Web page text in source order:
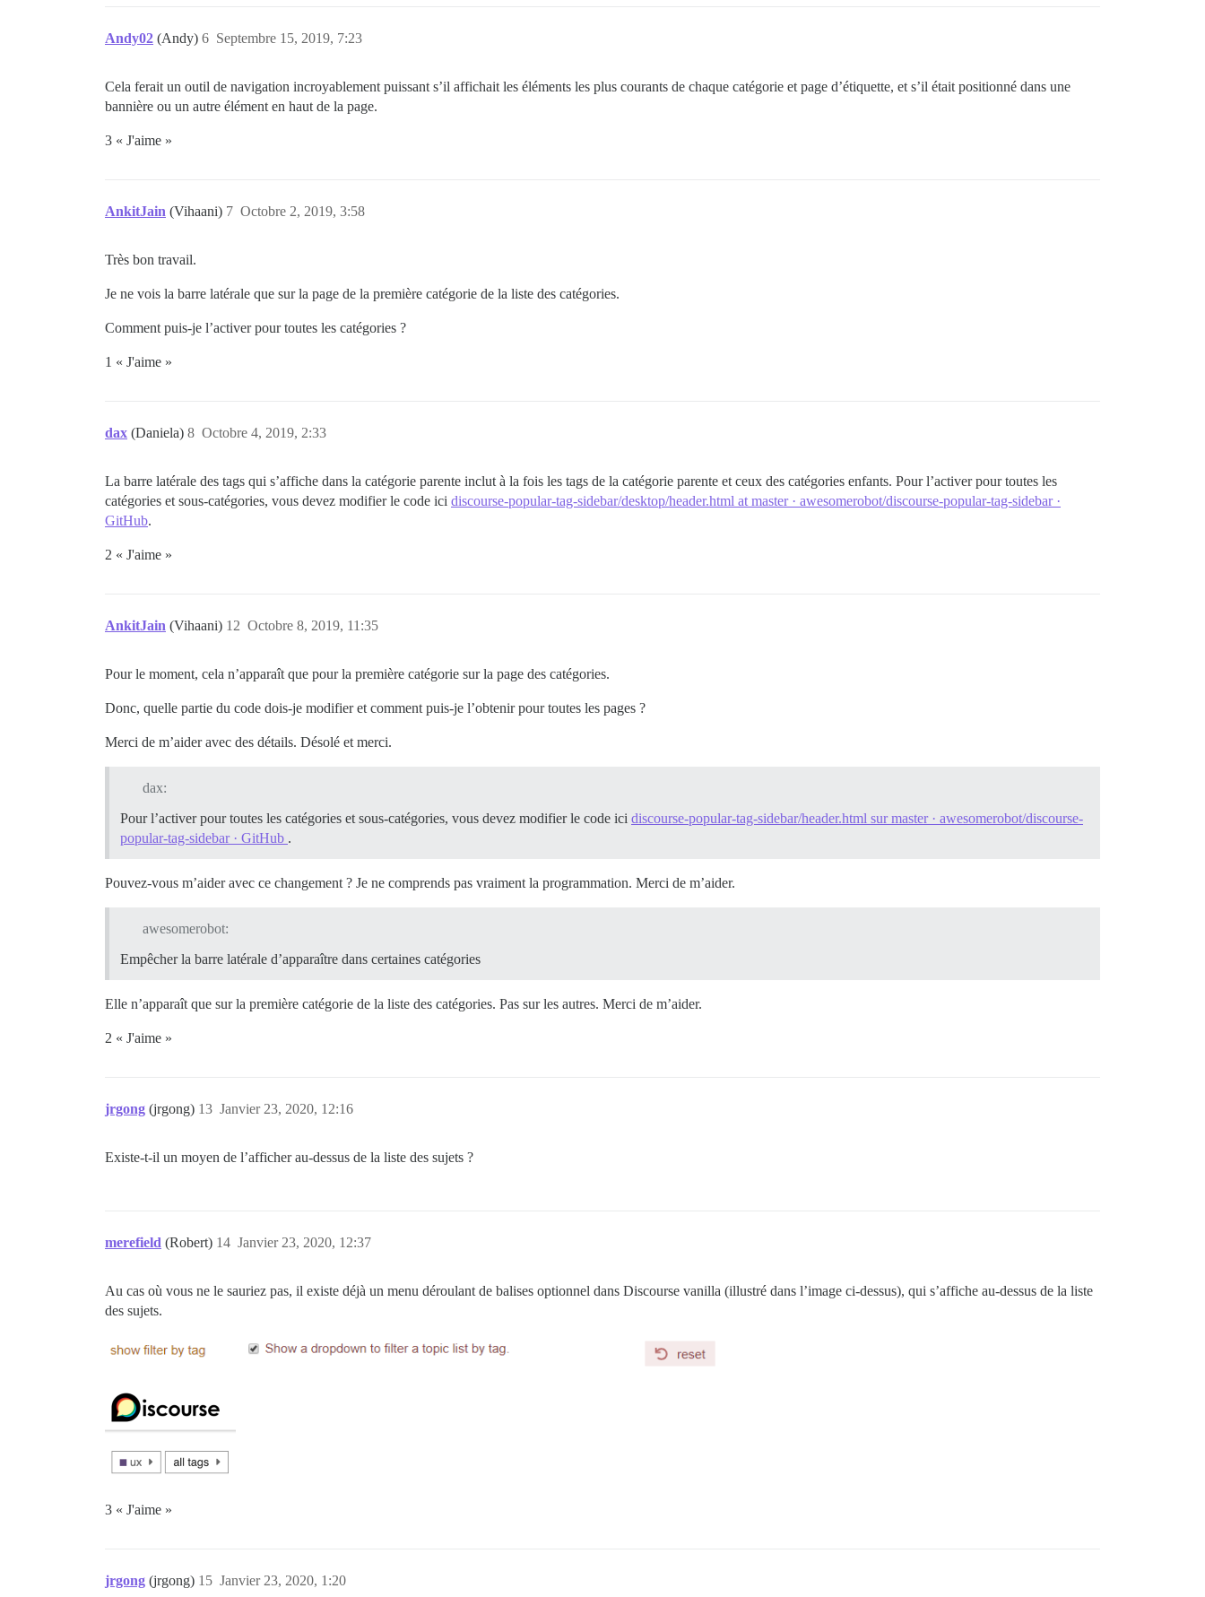
Andy02 (Andy) Septembre 15, 2019, 7:23
6
Cela ferait un outil de navigation incroyablement puissant s’il affichait les éléments les plus courants de chaque catégorie et page d’étiquette, et s’il était positionné dans une
bannière ou un autre élément en haut de la page.
3 « J'aime »
AnkitJain (Vihaani) Octobre 2, 2019, 3:58
7
Très bon travail.
Je ne vois la barre latérale que sur la page de la première catégorie de la liste des catégories.
Comment puis-je l’activer pour toutes les catégories ?
1 « J'aime »
dax (Daniela) Octobre 4, 2019, 2:33
8
La barre latérale des tags qui s’affiche dans la catégorie parente inclut à la fois les tags de la catégorie parente et ceux des catégories enfants. Pour l’activer pour toutes les
catégories et sous-catégories, vous devez modifier le code ici discourse-popular-tag-sidebar/desktop/header.html at master · awesomerobot/discourse-popular-tag-sidebar ·
GitHub.
2 « J'aime »
AnkitJain (Vihaani) Octobre 8, 2019, 11:35
12
Pour le moment, cela n’apparaît que pour la première catégorie sur la page des catégories.
Donc, quelle partie du code dois-je modifier et comment puis-je l’obtenir pour toutes les pages ?
Merci de m’aider avec des détails. Désolé et merci.
dax:
Pour l’activer pour toutes les catégories et sous-catégories, vous devez modifier le code ici discourse-popular-tag-sidebar/header.html sur master · awesomerobot/discourse-
popular-tag-sidebar · GitHub .
Pouvez-vous m’aider avec ce changement ? Je ne comprends pas vraiment la programmation. Merci de m’aider.
awesomerobot:
Empêcher la barre latérale d’apparaître dans certaines catégories
Elle n’apparaît que sur la première catégorie de la liste des catégories. Pas sur les autres. Merci de m’aider.
2 « J'aime »
jrgong (jrgong) Janvier 23, 2020, 12:16
13
Existe-t-il un moyen de l’afficher au-dessus de la liste des sujets ?
merefield (Robert) Janvier 23, 2020, 12:37
14
Au cas où vous ne le sauriez pas, il existe déjà un menu déroulant de balises optionnel dans Discourse vanilla (illustré dans l’image ci-dessus), qui s’affiche au-dessus de la liste
des sujets.
3 « J'aime »
jrgong (jrgong) Janvier 23, 2020, 1:20
15